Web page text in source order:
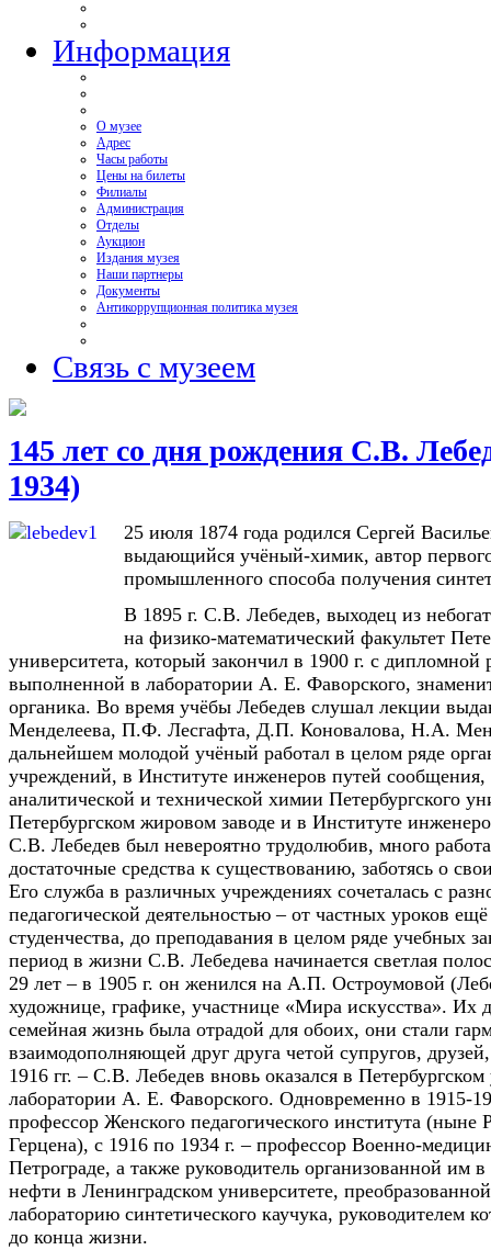
Информация
О музее
Адрес
Часы работы
Цены на билеты
Филиалы
Администрация
Отделы
Аукцион
Издания музея
Наши партнеры
Документы
Антикоррупционная политика музея
Связь с музеем
145 лет со дня рождения С.В.
1934)
25 июля 1874 года родился Сергей
выдающийся учёный-химик, автор
промышленного способа получения
В 1895 г. С.В. Лебедев, выходец из
на физико-математический факультет
университета, который закончил в 1900 г. с дипломной
выполненной в лаборатории А. Е. Фаворского,
органика. Во время учёбы Лебедев слушал лекции
Менделеева, П.Ф. Лесгафта, Д.П. Коновалова, Н.А.
дальнейшем молодой учёный работал в целом ряде
учреждений, в Институте инженеров путей сообщения,
аналитической и технической химии Петербургского
Петербургском жировом заводе и в Институте
С.В. Лебедев был невероятно трудолюбив, много
достаточные средства к существованию, заботясь о
Его служба в различных учреждениях сочеталась с
педагогической деятельностью – от частных уроков
студенчества, до преподавания в целом ряде учебных
период в жизни С.В. Лебедева начинается светлая
29 лет – в 1905 г. он женился на А.П. Остроумовой
художнице, графике, участнице «Мира искусства». Их
семейная жизнь была отрадой для обоих, они стали
взаимодополняющей друг друга четой супругов,
1916 гг. – С.В. Лебедев вновь оказался в Петербургском
лаборатории А. Е. Фаворского. Одновременно в 1915-
профессор Женского педагогического института
Герцена), с 1916 по 1934 г. – профессор Военно-
Петрограде, а также руководитель организованной им
нефти в Ленинградском университете,
лабораторию синтетического каучука, руководителем
до конца жизни.